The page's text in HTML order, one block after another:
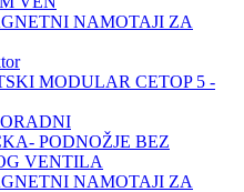
NAMOTAJI ZA
MODULAR CETOP 5 -
PODNOŽJE BEZ
VENTILA
NAMOTAJI ZA